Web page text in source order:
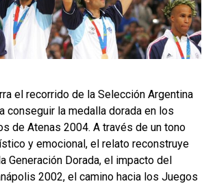
el recorrido de la Selección Argentina
conseguir la medalla dorada en los
de Atenas 2004. A través de un tono
y emocional, el relato reconstruye
Generación Dorada, el impacto del
2002, el camino hacia los Juegos